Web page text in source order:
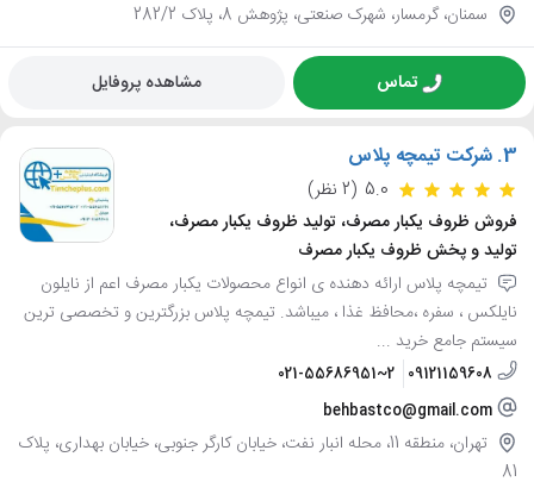
سمنان، گرمسار، شهرک صنعتی، پژوهش 8، پلاک 282/2
تماس مشاهده پروفایل
3. شرکت تیمچه پلاس
5.0 (2 نظر)
فروش ظروف یکبار مصرف، تولید ظروف یکبار مصرف،
تولید و پخش ظروف یکبار مصرف
تیمچه پلاس ارائه دهنده ی انواع محصولات یکبار مصرف اعم از نایلون
نایلکس ، سفره ،محافظ غذا ، میباشد. تیمچه پلاس بزرگترین و تخصصی ترین
سیستم جامع خرید ...
09121159608
021-55686951~2
behbastco@gmail.com
تهران، منطقه 11، محله انبار نفت، خیابان کارگر جنوبی، خیابان بهداری، پلاک
81